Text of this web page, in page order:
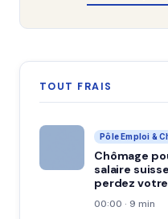
TOUT FRAIS
Pôle Emploi &
Chômage
salaire
perdez
00:00 · 9 min